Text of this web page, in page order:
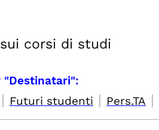
corsi di studi
"Destinatari":
| Futuri studenti | Pers.TA |